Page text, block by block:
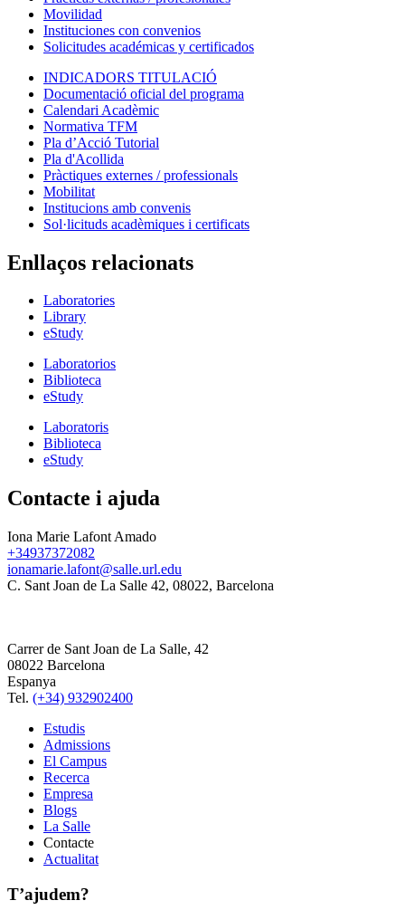
Movilidad
Instituciones con convenios
Solicitudes académicas y certificados
INDICADORS TITULACIÓ
Documentació oficial del programa
Calendari Acadèmic
Normativa TFM
Pla d’Acció Tutorial
Pla d'Acollida
Pràctiques externes / professionals
Mobilitat
Institucions amb convenis
Sol·licituds acadèmiques i certificats
Enllaços relacionats
Laboratories
Library
eStudy
Laboratorios
Biblioteca
eStudy
Laboratoris
Biblioteca
eStudy
Contacte i ajuda
Iona Marie Lafont Amado
+34937372082
ionamarie.lafont@salle.url.edu
C. Sant Joan de La Salle 42, 08022, Barcelona
Carrer de Sant Joan de La Salle, 42
08022 Barcelona
Espanya
Tel. (+34) 932902400
Estudis
Admissions
El Campus
Recerca
Empresa
Blogs
La Salle
Contacte
Actualitat
T’ajudem?